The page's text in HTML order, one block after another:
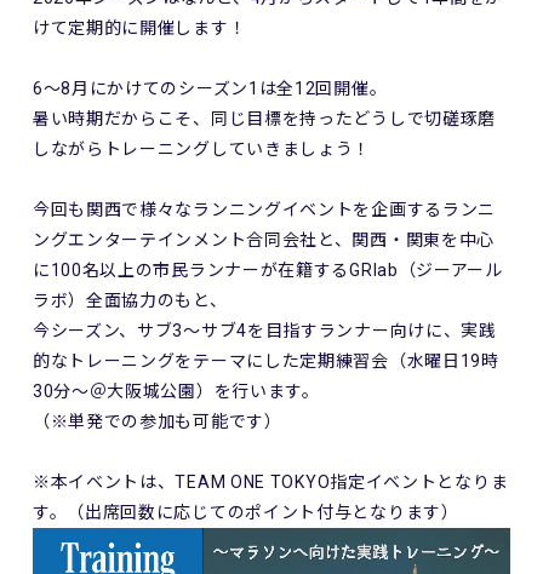
けて定期的に開催します！
6～8月にかけてのシーズン1は全12回開催。
暑い時期だからこそ、同じ目標を持ったどうしで切磋琢磨
しながらトレーニングしていきましょう！
今回も関西で様々なランニングイベントを企画するランニ
ングエンターテインメント合同会社と、関西・関東を中心
に100名以上の市民ランナーが在籍するGRlab（ジーアール
ラボ）全面協力のもと、
今シーズン、サブ3～サブ4を目指すランナー向けに、実践
的なトレーニングをテーマにした定期練習会（水曜日19時
30分～＠大阪城公園）を行います。
（※単発での参加も可能です）
※本イベントは、TEAM ONE TOKYO指定イベントとなりま
す。（出席回数に応じてのポイント付与となります）